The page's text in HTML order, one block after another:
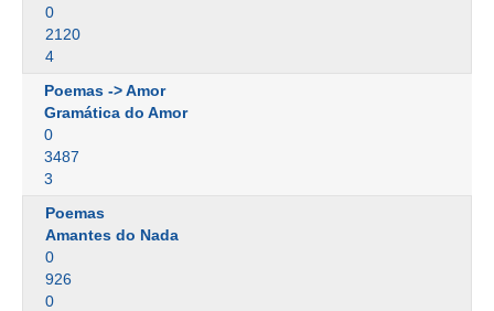
0
2120
4
Poemas -> Amor
Gramática do Amor
0
3487
3
Poemas
Amantes do Nada
0
926
0